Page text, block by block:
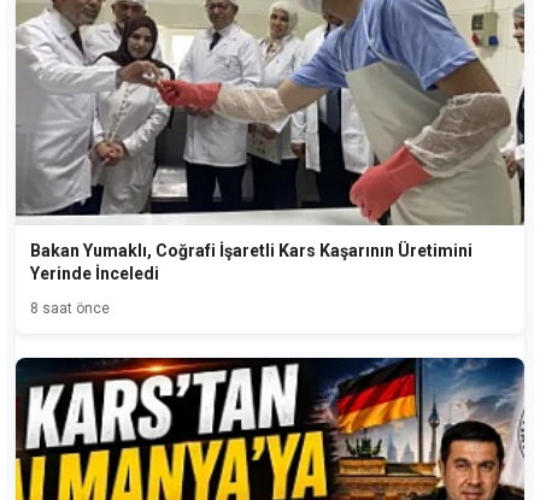
Bakan Yumaklı, Coğrafi İşaretli Kars Kaşarının Üretimini
Yerinde İnceledi
8 saat önce